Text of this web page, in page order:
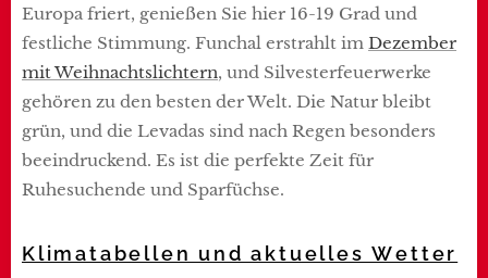
Europa friert, genießen Sie hier 16-19 Grad und
festliche Stimmung. Funchal erstrahlt im Dezember
mit Weihnachtslichtern, und Silvesterfeuerwerke
gehören zu den besten der Welt. Die Natur bleibt
grün, und die Levadas sind nach Regen besonders
beeindruckend. Es ist die perfekte Zeit für
Ruhesuchende und Sparfüchse.
Klimatabellen und aktuelles Wetter